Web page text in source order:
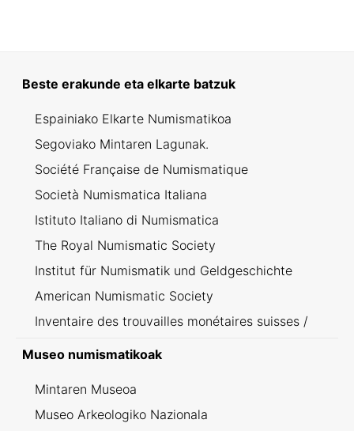
Beste erakunde eta elkarte batzuk
Espainiako Elkarte Numismatikoa
Segoviako Mintaren Lagunak.
Société Française de Numismatique
Società Numismatica Italiana
Istituto Italiano di Numismatica
The Royal Numismatic Society
Institut für Numismatik und Geldgeschichte
American Numismatic Society
Inventaire des trouvailles monétaires suisses /
Museo numismatikoak
Mintaren Museoa
Museo Arkeologiko Nazionala